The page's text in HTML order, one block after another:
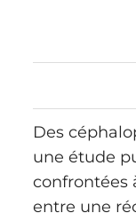
Des
une étude
confrontées
entre une